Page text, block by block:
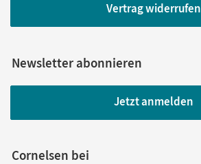
Vertrag widerrufen
Newsletter abonnieren
Jetzt anmelden
Cornelsen bei